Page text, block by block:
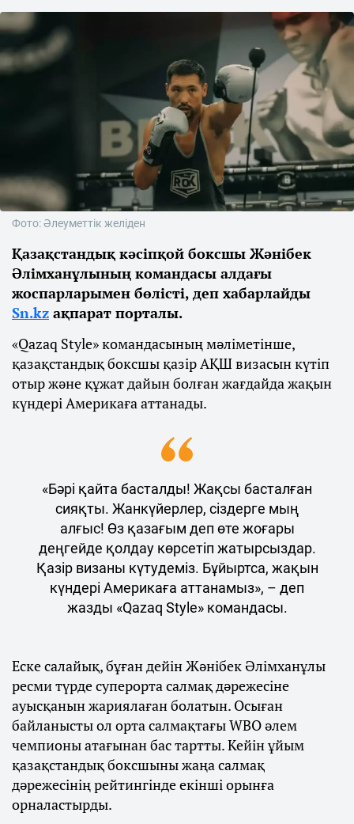
Фото: Әлеуметтік желіден
Қазақстандық кәсіпқой боксшы Жәнібек
Әлімханұлының командасы алдағы
жоспарларымен бөлісті, деп хабарлайды
Sn.kz ақпарат порталы.
«Qazaq Style» командасының мәліметінше,
қазақстандық боксшы қазір АҚШ визасын күтіп
отыр және құжат дайын болған жағдайда жақын
күндері Америкаға аттанады.
«Бәрі қайта басталды! Жақсы басталған
сияқты. Жанкүйерлер, сіздерге мың
алғыс! Өз қазағым деп өте жоғары
деңгейде қолдау көрсетіп жатырсыздар.
Қазір визаны күтудеміз. Бұйыртса, жақын
күндері Америкаға аттанамыз», – деп
жазды «Qazaq Style» командасы.
Еске салайық, бұған дейін Жәнібек Әлімханұлы
ресми түрде суперорта салмақ дәрежесіне
ауысқанын жариялаған болатын. Осыған
байланысты ол орта салмақтағы WBO әлем
чемпионы атағынан бас тартты. Кейін ұйым
қазақстандық боксшыны жаңа салмақ
дәрежесінің рейтингінде екінші орынға
орналастырды.